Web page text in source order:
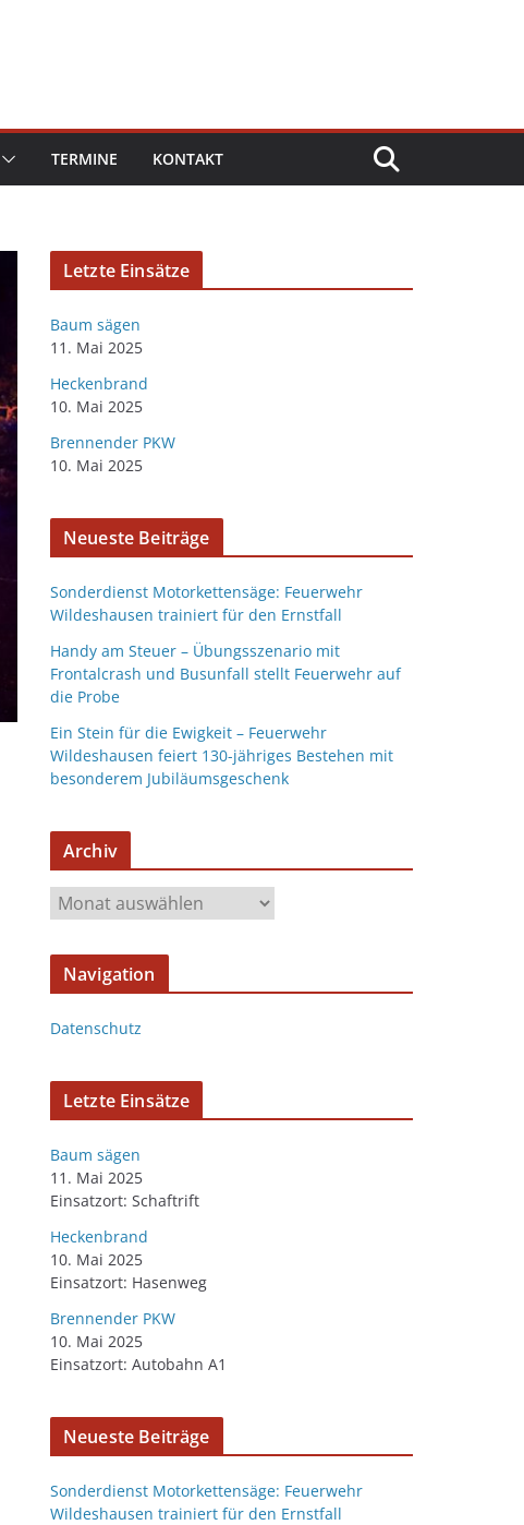
TERMINE KONTAKT
Letzte Einsätze
Baum sägen
11. Mai 2025
Heckenbrand
10. Mai 2025
Brennender PKW
10. Mai 2025
Neueste Beiträge
Sonderdienst Motorkettensäge: Feuerwehr
Wildeshausen trainiert für den Ernstfall
Handy am Steuer – Übungsszenario mit
Frontalcrash und Busunfall stellt Feuerwehr auf
die Probe
Ein Stein für die Ewigkeit – Feuerwehr
Wildeshausen feiert 130-jähriges Bestehen mit
besonderem Jubiläumsgeschenk
Archiv
Navigation
Datenschutz
Letzte Einsätze
Baum sägen
11. Mai 2025
Einsatzort: Schaftrift
Heckenbrand
10. Mai 2025
Einsatzort: Hasenweg
Brennender PKW
10. Mai 2025
Einsatzort: Autobahn A1
Neueste Beiträge
Sonderdienst Motorkettensäge: Feuerwehr
Wildeshausen trainiert für den Ernstfall